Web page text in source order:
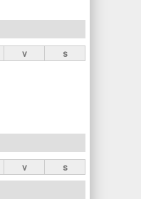
v s
v s